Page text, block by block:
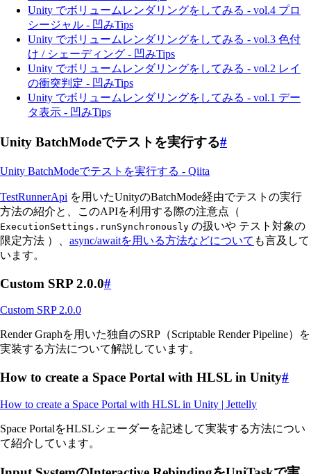
Unity でボリュームレンダリングをしてみる - vol.4 プロ
シージャル - 凹みTips
Unity でボリュームレンダリングをしてみる - vol.3 色付
け / シェーディング - 凹みTips
Unity でボリュームレンダリングをしてみる - vol.2 レイ
の衝突判定 - 凹みTips
Unity でボリュームレンダリングをしてみる - vol.1 デー
タ表示 - 凹みTips
Unity BatchModeでテストを実行する#
Unity BatchModeでテストを実行する - Qiita
TestRunnerApi を用いたUnityのBatchMode経由でテストの実行
方法の紹介と、このAPIを利用する際の注意点（
ExecutionSettings.runSynchronously の扱いや テスト対象の
限定方法 ）、 async/awaitを用いる方法などについて も言及して
います。
Custom SRP 2.0.0#
Custom SRP 2.0.0
Render Graphを用いた独自のSRP（Scriptable Render Pipeline）を
実装する方法について解説しています。
How to create a Space Portal with HLSL in Unity#
How to create a Space Portal with HLSL in Unity | Jettelly
Space PortalをHLSLシェーダーを記述して実装する方法につい
て紹介しています。